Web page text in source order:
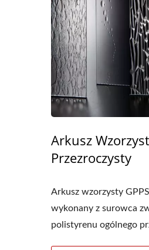
Arkusz
Przezroczysty
Arkusz wzorzysty
wykonany z surowca
polistyrenu ogólnego
Folia